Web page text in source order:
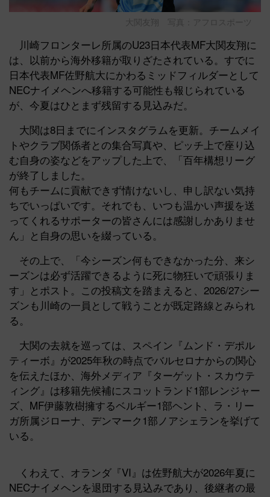
大関友翔 写真：アフロスポーツ
川崎フロンターレ所属のU23日本代表MF大関友翔に
は、以前から海外移籍が取りざたされている。すでに
日本代表MF佐野航大にかわるミッドフィルダーとして
NECナイメヘンへ移籍する可能性も報じられている
が、今夏はひとまず残留する見込みだ。
大関は8日までにインスタグラムを更新。チームメイ
トやクラブ関係者との集合写真や、ピッチ上で座り込
む自身の姿などをアップした上で、「百年構想リーグ
が終了しました。
何もチームに貢献できず情けないし、申し訳ない気持
ちでいっぱいです。それでも、いつも温かい声援を送
ってくれるサポーターの皆さんには感謝しかありませ
ん」と自身の思いを綴っている。
その上で、「今シーズン何もできなかった分、来シ
ーズンは必ず活躍できるように死に物狂いで頑張りま
す」とポスト。この投稿文を踏まえると、2026/27シー
ズンも川崎の一員として戦うことが既定路線とみられ
る。
大関の去就を巡っては、スペイン『ムンド・デポル
ティーボ』が2025年秋の時点でバルセロナからの関心
を伝えたほか、海外メディア『ターゲット・スカウテ
ィング』は移籍先候補にスコットランド1部レンジャー
ズ、MF伊藤敦樹擁するベルギー1部ヘント、ラ・リー
ガ所属ジローナ、デンマーク1部ノアシェランを挙げて
いる。
くわえて、オランダ『VI』は佐野航大が2026年夏に
NECナイメヘンを退団する見込みであり、後継者の最